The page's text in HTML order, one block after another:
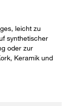
leicht zu
synthetischer
oder zur
Keramik und